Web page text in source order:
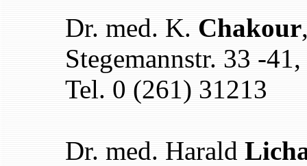
Dr. med. K. Chakour
Stegemannstr. 33 -
Tel. 0 (261) 31213
Dr. med. Harald